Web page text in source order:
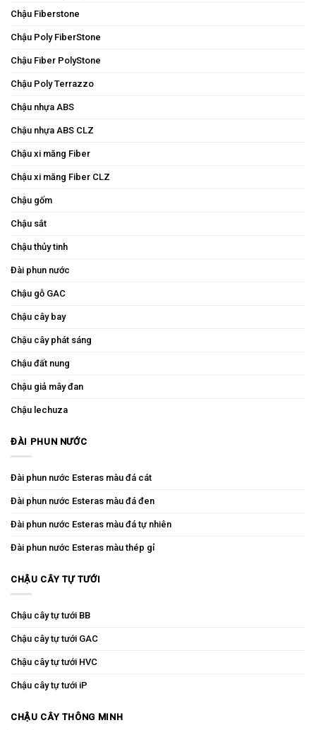
Chậu Fiberstone
Chậu Poly FiberStone
Chậu Fiber PolyStone
Chậu Poly Terrazzo
Chậu nhựa ABS
Chậu nhựa ABS CLZ
Chậu xi măng Fiber
Chậu xi măng Fiber CLZ
Chậu gốm
Chậu sắt
Chậu thủy tinh
Đài phun nước
Chậu gỗ GAC
Chậu cây bay
Chậu cây phát sáng
Chậu đất nung
Chậu giả mây đan
Chậu lechuza
ĐÀI PHUN NƯỚC
Đài phun nước Esteras màu đá cát
Đài phun nước Esteras màu đá đen
Đài phun nước Esteras màu đá tự nhiên
Đài phun nước Esteras màu thép gỉ
CHẬU CÂY TỰ TƯỚI
Chậu cây tự tưới BB
Chậu cây tự tưới GAC
Chậu cây tự tưới HVC
Chậu cây tự tưới iP
CHẬU CÂY THÔNG MINH